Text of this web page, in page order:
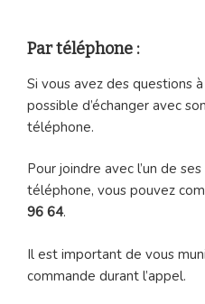
Par téléphone :
Si vous avez des questions
possible d’échanger avec
téléphone.
Pour joindre avec l’un de
téléphone, vous pouvez
96 64.
Il est important de vous
commande durant l’appel.